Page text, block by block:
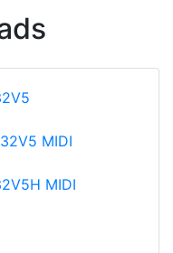
MIDI
MIDI